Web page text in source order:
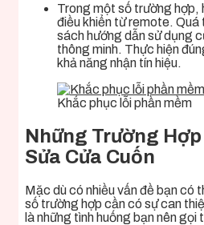
Trong một số trường hợp,
điều khiển từ remote.
sách hướng dẫn sử dụng
thông minh. Thực hiện
khả năng nhận tín hiệu.
Khắc phục lỗi phần mềm
Những Trường
Sửa Cửa Cuốn
Mặc dù có nhiều vấn đề bạn có
số trường hợp cần có sự can
là những tình huống bạn nên gọi